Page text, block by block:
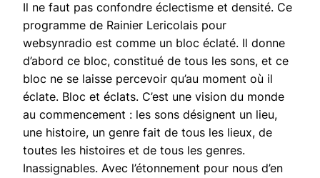
Il ne faut pas confondre éclectisme et densité. Ce
programme de Rainier Lericolais pour
websynradio est comme un bloc éclaté. Il donne
d’abord ce bloc, constitué de tous les sons, et ce
bloc ne se laisse percevoir qu’au moment où il
éclate. Bloc et éclats. C’est une vision du monde
au commencement : les sons désignent un lieu,
une histoire, un genre fait de tous les lieux, de
toutes les histoires et de tous les genres.
Inassignables. Avec l’étonnement pour nous d’en